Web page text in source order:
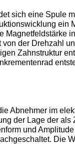
sich eine Spule
ein
Magnetfeldstärke
der Drehzahl
Zahnstruktur
Abnehmer im
der Lage der
und
Die